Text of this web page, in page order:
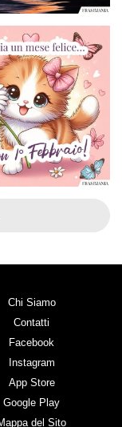
Chi Siamo
Contatti
Facebook
Instagram
App Store
Google Play
del Sito